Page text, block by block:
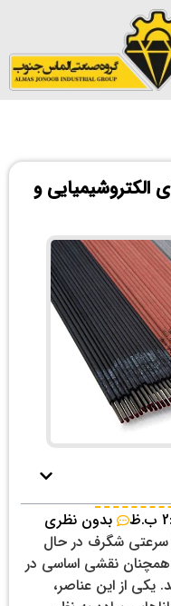
الکتروشیمیایی و
بدون نظری
سرعتی شگرف در حال
همچنان نقشی اساسی در
یکی از این عناصر،